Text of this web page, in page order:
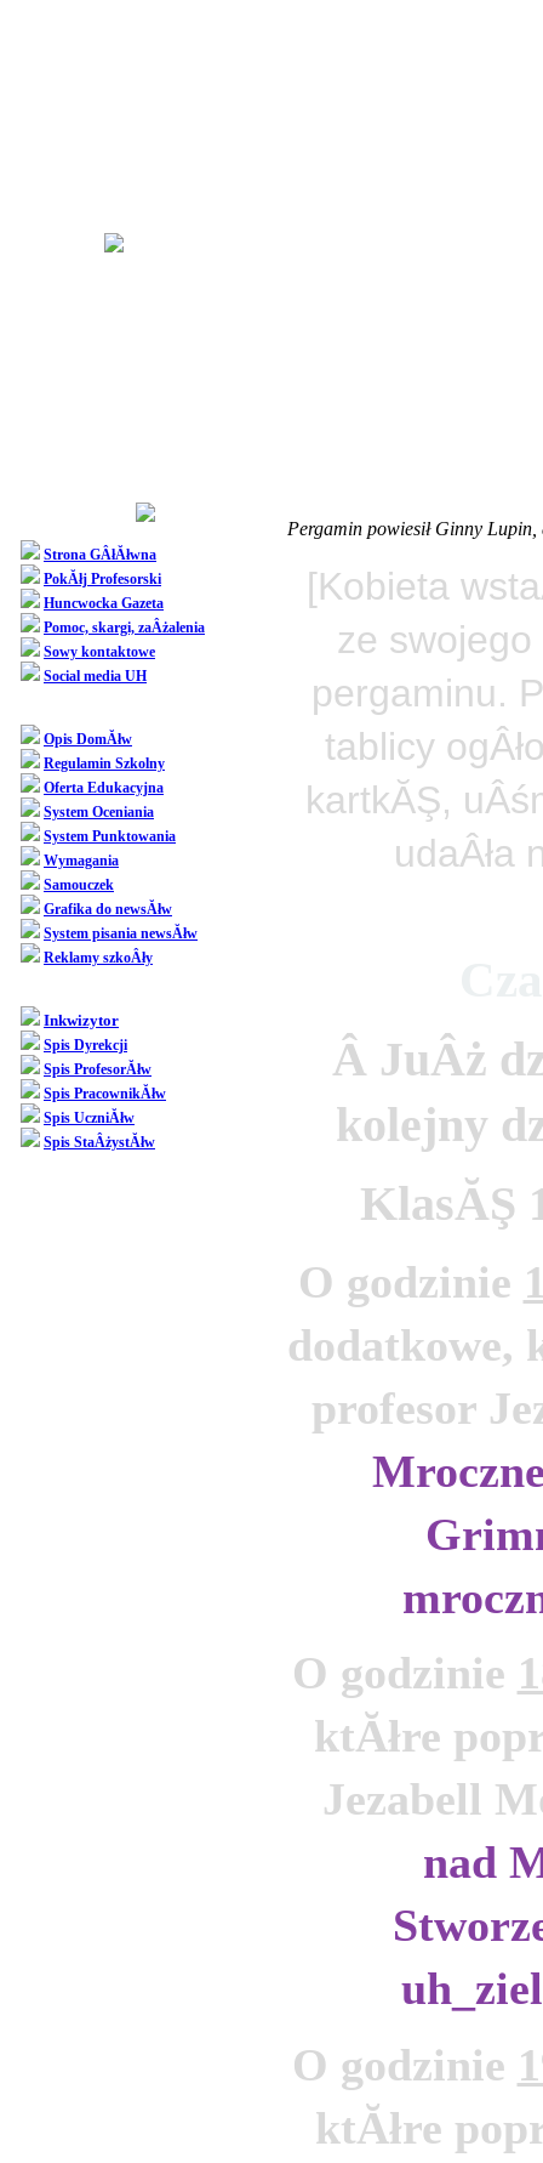
Strona GÂłĂłwna
PokĂłj Profesorski
Huncwocka Gazeta
Pomoc, skargi, zaÂżalenia
Sowy kontaktowe
Social media UH
Opis DomĂłw
Regulamin Szkolny
Oferta Edukacyjna
System Oceniania
System Punktowania
Wymagania
Samouczek
Grafika do newsĂłw
System pisania newsĂłw
Reklamy szkoÂły
Inkwizytor
Spis Dyrekcji
Spis ProfesorĂłw
Spis PracownikĂłw
Spis UczniĂłw
Spis StaÂżystĂłw
Pergamin powiesił Ginny
[Kobieta
ze
pergaminu.
tablicy
kartkĂŞ,
udaÂła
Â JuÂż
kolejny
KlasĂŞ
O godzinie
dodatkowe,
O godzinie
ktĂłre
Jezabell
nad
O godzinie
ktĂłre